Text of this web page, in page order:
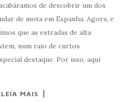
de descobrir um dos
de mota em Espanha. Agora, e
que as estradas de alta
num raio de curtos
destaque. Por isso, aqui
LEIA MAIS